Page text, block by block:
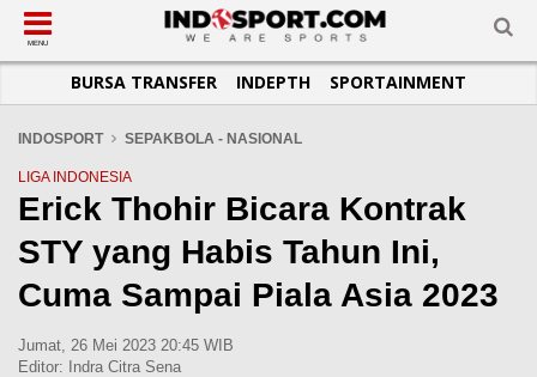
SUB-MENU
SEPAKBOLA
LIGA INGGRIS
LIGA ITALIA
LIGA SPANYOL
LIGA JERMAN
SUB-MENU
SPORTAINMENT
SUB-MENU
OTOMOTIF
OTOMANIA
SUB-MENU
BASKET
FUTSAL
OLIMPIK
E-SPORT
SUB-MENU
JADWAL
SUB-MENU
TOPIK HARI INI
INFOGRAFIS
GALERI FOTO
TEMPAT OLAHRAGA
KOMUNITAS SEHAT
MENU
BURSA TRANSFER INDEPTH SPORTAINMENT
INDOSPORT SEPAKBOLA - NASIONAL
LIGA INDONESIA
Erick Thohir Bicara Kontrak
STY yang Habis Tahun Ini,
Cuma Sampai Piala Asia 2023
Jumat, 26 Mei 2023 20:45 WIB
Editor:
Indra Citra Sena